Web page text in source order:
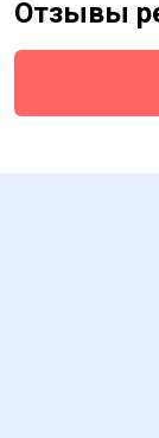
Отзывы